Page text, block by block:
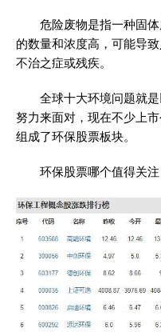
危险废物是指一种固体
的数量和浓度高，可能导
不治之症或残疾。
全球十大环境问题就是
努力来面对，现在不少上
组成了环保股票板块。
环保股票哪个值得关注